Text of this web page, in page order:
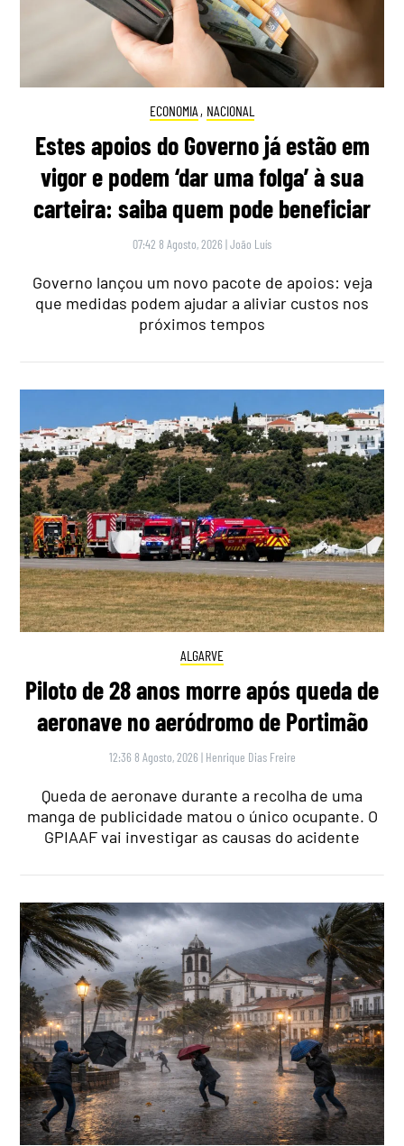
ECONOMIA , NACIONAL
Estes apoios do Governo já estão em
vigor e podem ‘dar uma folga’ à sua
carteira: saiba quem pode beneficiar
07:42 8 Agosto, 2026 |João Luís
Governo lançou um novo pacote de apoios: veja
que medidas podem ajudar a aliviar custos nos
próximos tempos
ALGARVE
Piloto de 28 anos morre após queda de
aeronave no aeródromo de Portimão
12:36 8 Agosto, 2026 | Henrique Dias Freire
Queda de aeronave durante a recolha de uma
manga de publicidade matou o único ocupante. O
GPIAAF vai investigar as causas do acidente